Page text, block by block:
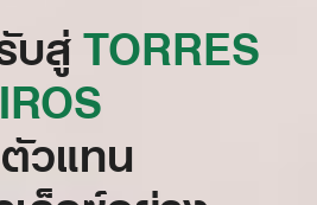
บสู่‭TORRES
ตัวแทน